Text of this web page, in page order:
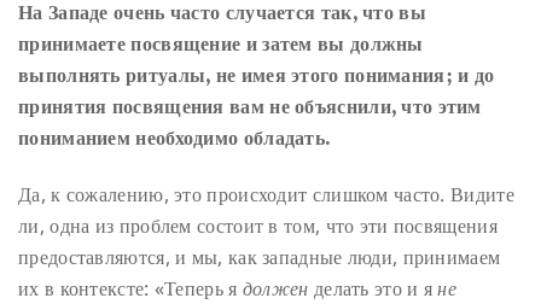
На Западе очень часто случается так, что вы
принимаете посвящение и затем вы должны
выполнять ритуалы, не имея этого понимания; и до
принятия посвящения вам не объяснили, что этим
пониманием необходимо обладать.
Да, к сожалению, это происходит слишком часто. Видите
ли, одна из проблем состоит в том, что эти посвящения
предоставляются, и мы, как западные люди, принимаем
их в контексте: «Теперь я должен делать это и яне